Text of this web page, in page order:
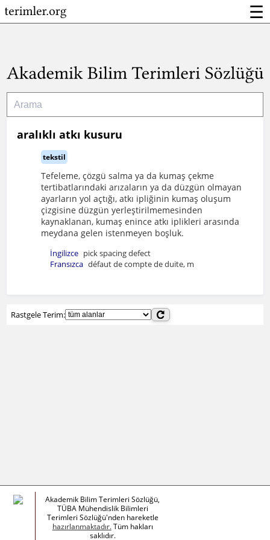
☰
aralıklı atkı kusuru
tekstil
Tefeleme, çözgü salma ya da kumaş çekme
tertibatlarındaki arızaların ya da düzgün olmayan
ayarların yol açtığı, atkı ipliğinin kumaş oluşum
çizgisine düzgün yerleştirilmemesinden
kaynaklanan, kumaş enince atkı iplikleri arasında
meydana gelen istenmeyen boşluk.
İngilizce pick spacing defect
Fransızca défaut de compte de duite, m
Rastgele Terim:
Akademik Bilim Terimleri Sözlüğü,
TÜBA Mühendislik Bilimleri
Terimleri Sözlüğü'nden hareketle
hazırlanmaktadır.Tüm hakları
saklıdır.